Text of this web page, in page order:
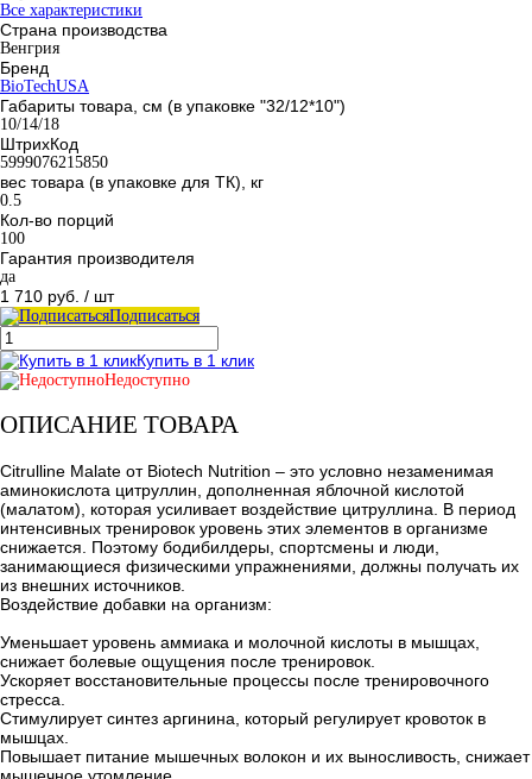
Все характеристики
Страна производства
Венгрия
Бренд
BioTechUSA
Габариты товара, см (в упаковке "32/12*10")
10/14/18
ШтрихКод
5999076215850
вес товара (в упаковке для ТК), кг
0.5
Кол-во порций
100
Гарантия производителя
да
1 710 руб. / шт
Подписаться
Купить в 1 клик
Недоступно
ОПИСАНИЕ ТОВАРА
Citrulline Malate от Biotech Nutrition – это условно незаменимая
аминокислота цитруллин, дополненная яблочной кислотой
(малатом), которая усиливает воздействие цитруллина. В период
интенсивных тренировок уровень этих элементов в организме
снижается. Поэтому бодибилдеры, спортсмены и люди,
занимающиеся физическими упражнениями, должны получать их
из внешних источников.
Воздействие добавки на организм:
Уменьшает уровень аммиака и молочной кислоты в мышцах,
снижает болевые ощущения после тренировок.
Ускоряет восстановительные процессы после тренировочного
стресса.
Стимулирует синтез аргинина, который регулирует кровоток в
мышцах.
Повышает питание мышечных волокон и их выносливость, снижает
мышечное утомление.